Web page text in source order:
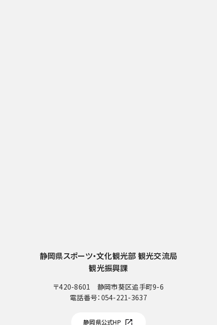
静岡県スポーツ・文化観光部 観光交流局
観光振興課
〒420-8601 静岡市葵区追手町9-6
電話番号： 054-221-3637
静岡県公式HP